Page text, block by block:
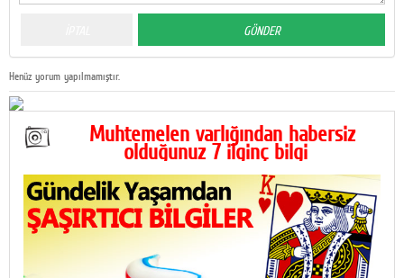
Henüz yorum yapılmamıştır.
Muhtemelen varlığından habersiz
olduğunuz 7 ilginç bilgi